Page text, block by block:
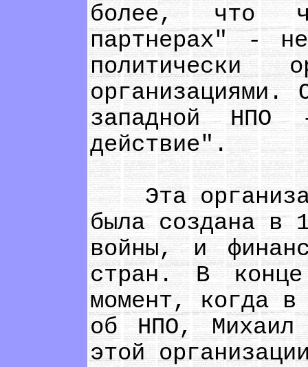
более, что
партнерах" -
политически
организациями.
западной НПО
действие".
Эта
была создана в
войны, и
стран. В
момент, когда в
об НПО, Михаил
этой